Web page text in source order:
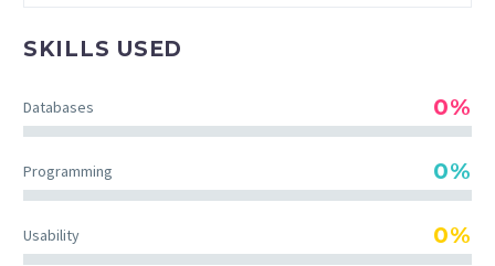
SKILLS USED
Databases 0%
Programming 0%
Usability 0%